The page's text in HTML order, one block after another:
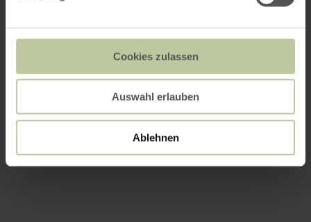
Cookies zulassen
Auswahl erlauben
Ablehnen